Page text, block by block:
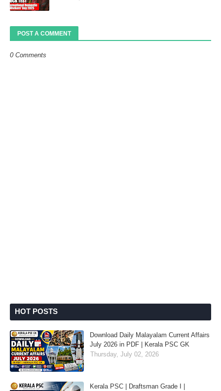
POST A COMMENT
0 Comments
HOT POSTS
Download Daily Malayalam Current Affairs
July 2026 in PDF | Kerala PSC GK
Thursday, July 02, 2026
Kerala PSC | Draftsman Grade I |